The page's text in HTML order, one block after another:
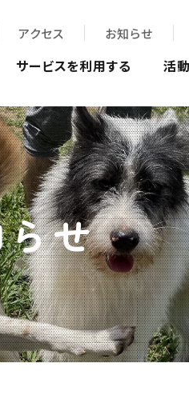
アクセス お知らせ
サービスを利用する 活
せ